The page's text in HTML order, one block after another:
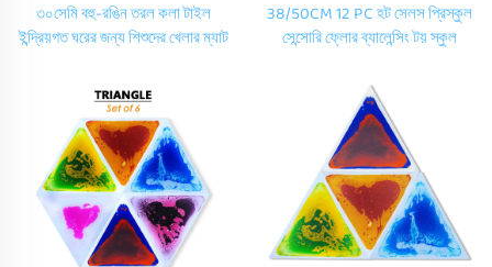
৩০সেমি বহু-রঙিন তরল কলা টাইল
ইন্দ্রিয়গত ঘরের জন্য শিশুদের খেলার ম্যাট
খেলা ম্যাট অটিজমের জন্য
38/50CM 12 PC হট সেলস প্রিস্কুল
সেন্সোরি ফ্লোর ব্যালেন্সিং টয় স্কুল
ফর মন্টেসোরি টয়